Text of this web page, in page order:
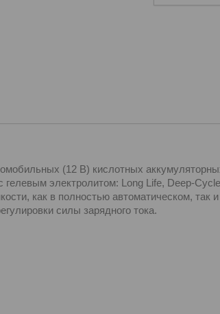
(12 В) кислотных
электролитом: Long Life, Deep-
как в полностью автоматическом, так и
силы зарядного тока.